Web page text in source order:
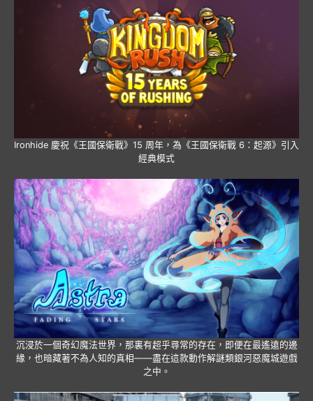
Ironhide 慶祝《王國保衛戰》15 周年，為《王國保衛戰 6：起源》引入
經典模式
沉浸於一個奇幻魔法世界，那裏有超乎尋常的存在，即便在最遙遠的邊
緣，也暗藏著不為人知的真相——盡在這款動作解謎類銀河惡魔城遊戲
之中。